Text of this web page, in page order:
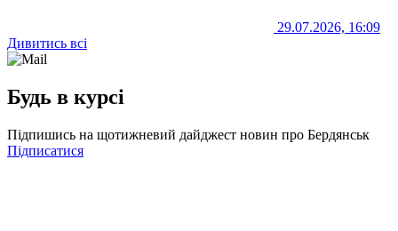
29.07.2026, 16:09
Дивитись всі
Будь в курсі
Підпишись на щотижневий дайджест новин про Бердянськ
Підписатися